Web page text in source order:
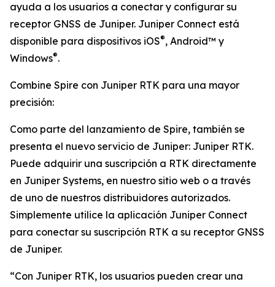
ayuda a los usuarios a conectar y configurar su
receptor GNSS de Juniper. Juniper Connect está
disponible para dispositivos iOS®, Android™ y
Windows®.
Combine Spire con Juniper RTK para una mayor
precisión:
Como parte del lanzamiento de Spire, también se
presenta el nuevo servicio de Juniper: Juniper RTK.
Puede adquirir una suscripción a RTK directamente
en Juniper Systems, en nuestro sitio web o a través
de uno de nuestros distribuidores autorizados.
Simplemente utilice la aplicación Juniper Connect
para conectar su suscripción RTK a su receptor GNSS
de Juniper.
“Con Juniper RTK, los usuarios pueden crear una